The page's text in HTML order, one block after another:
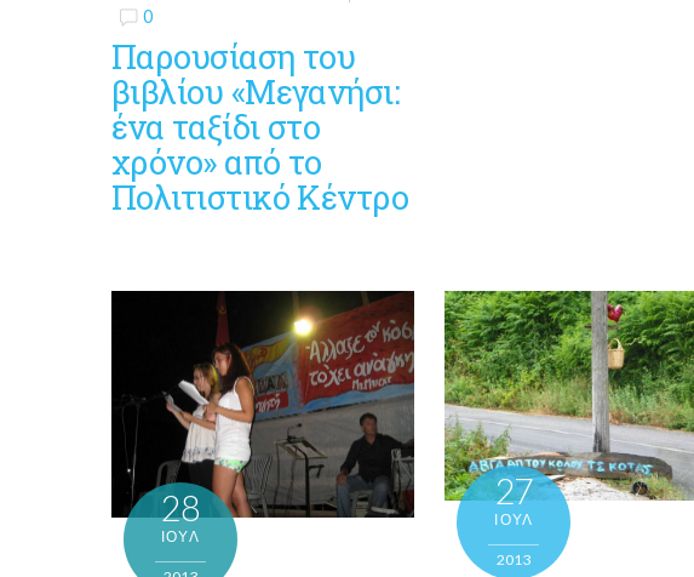
0
Παρουσίαση του
βιβλίου «Μεγανήσι:
ένα ταξίδι στο
χρόνο» από το
Πολιτιστικό Κέντρο
28
ΙΟΎΛ
27
ΙΟΎΛ
2013